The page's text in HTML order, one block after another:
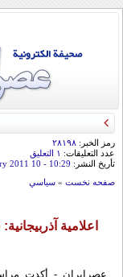
رمز الخبر: ۲۸۱۹۸
عدد التعليقات: ۱ التعلیق
تأريخ النشر: 10:29
- 10 January 2011
صفحه نخست » سياسي
اعلامية